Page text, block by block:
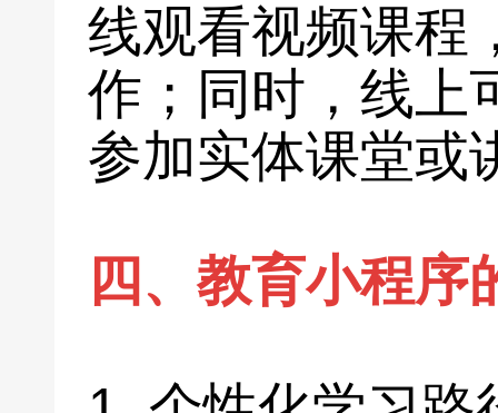
线观看视频课程
作；同时，线上
参加实体课堂或
四、教育小程序